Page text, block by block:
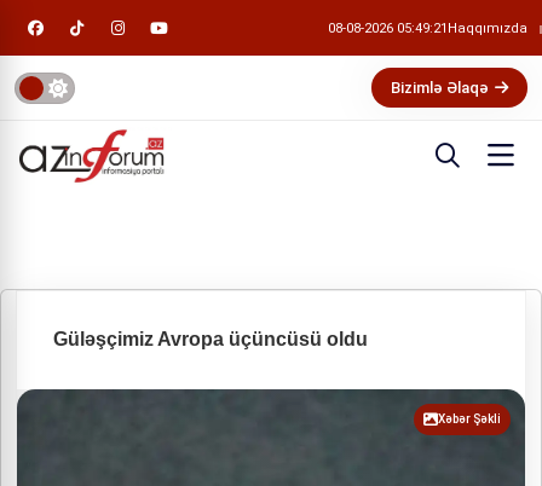
08-08-2026 05:49:21 Haqqımızda
Bizimlə Əlaqə
Güləşçimiz Avropa üçüncüsü oldu
Xəbər Şəkli